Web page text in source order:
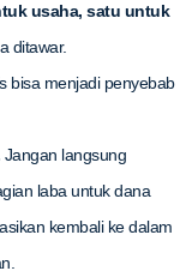
usaha, satu untuk
ditawar.
bisa menjadi penyebab
Jangan langsung
laba untuk dana
kembali ke dalam